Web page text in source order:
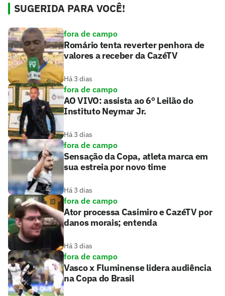
SUGERIDA PARA VOCÊ!
fora de campo
Romário tenta reverter penhora de
valores a receber da CazéTV
Há 3 dias
fora de campo
AO VIVO: assista ao 6º Leilão do
Instituto Neymar Jr.
Há 3 dias
fora de campo
Sensação da Copa, atleta marca em
sua estreia por novo time
Há 3 dias
fora de campo
Ator processa Casimiro e CazéTV por
danos morais; entenda
Há 3 dias
fora de campo
Vasco x Fluminense lidera audiência
na Copa do Brasil